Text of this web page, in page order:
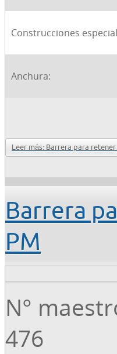
Construcciones
Anchura:
Leer más: Barrera para
Barrera
PM
N°
476